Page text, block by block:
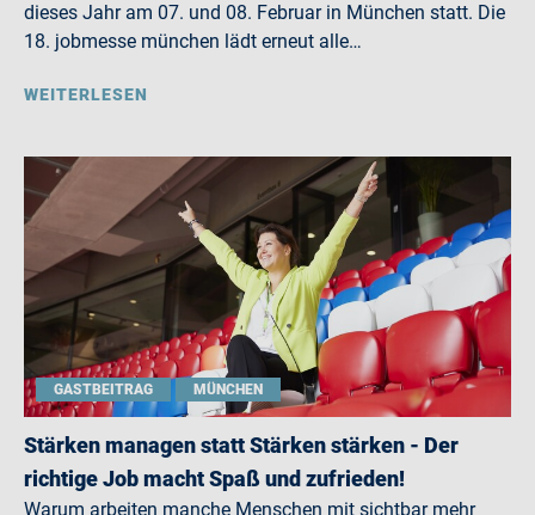
dieses Jahr am 07. und 08. Februar in München statt. Die
18. jobmesse münchen lädt erneut alle…
WEITERLESEN
GASTBEITRAG MÜNCHEN
Stärken managen statt Stärken stärken - Der
richtige Job macht Spaß und zufrieden!
Warum arbeiten manche Menschen mit sichtbar mehr